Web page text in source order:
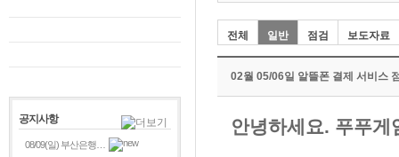
공지사항
08/09(일) 부산은행…
전체 일반 점검 보도자료
02월 05/06일 알뜰폰 결제 서비스
안녕하세요. 푸푸게